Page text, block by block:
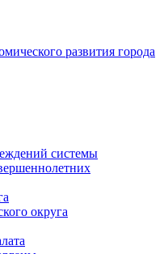
развития города
системы
округа